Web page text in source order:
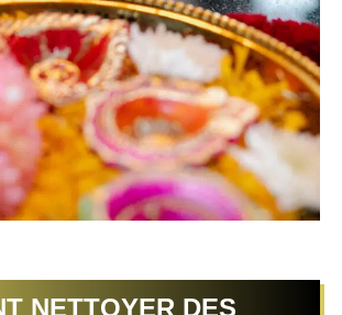
NETTOYER DES